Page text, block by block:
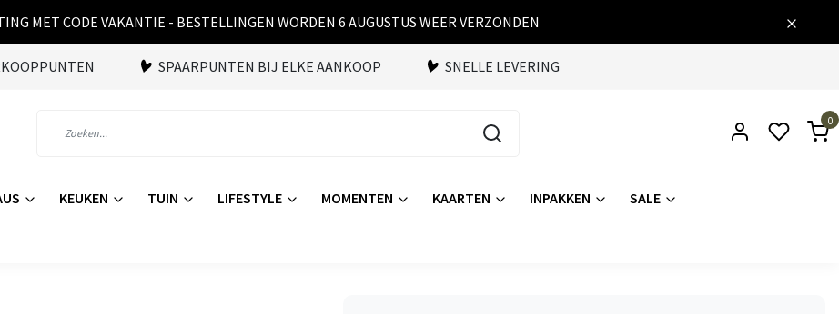
MET CODE VAKANTIE - BESTELLINGEN WORDEN 6 AUGUSTUS WEER VERZONDEN
SPAARPUNTEN BIJ ELKE AANKOOP SNELLE LEVERING
0
KEUKEN TUIN LIFESTYLE MOMENTEN KAARTEN INPAKKEN SALE